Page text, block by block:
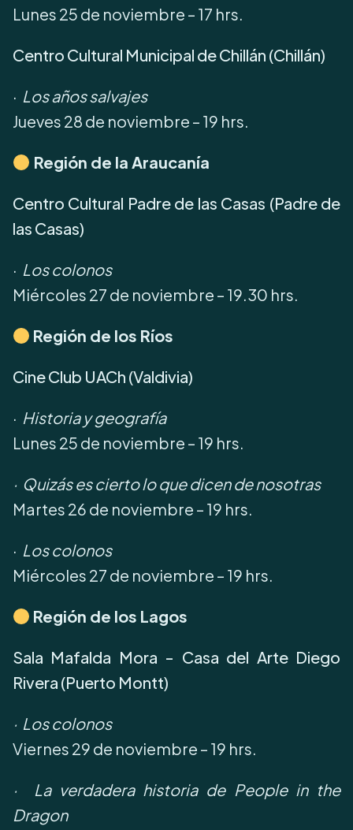
Lunes 25 de noviembre – 17 hrs.
Centro Cultural Municipal de Chillán (Chillán)
· Los años salvajes
Jueves 28 de noviembre – 19 hrs.
Región de la Araucanía
Centro Cultural Padre de las Casas (Padre de
las Casas)
· Los colonos
Miércoles 27 de noviembre – 19.30 hrs.
Región de los Ríos
Cine Club UACh (Valdivia)
· Historia y geografía
Lunes 25 de noviembre – 19 hrs.
· Quizás es cierto lo que dicen de nosotras
Martes 26 de noviembre – 19 hrs.
· Los colonos
Miércoles 27 de noviembre – 19 hrs.
Región de los Lagos
Sala Mafalda Mora - Casa del Arte Diego
Rivera (Puerto Montt)
· Los colonos
Viernes 29 de noviembre – 19 hrs.
· La verdadera historia de People in the
Dragon